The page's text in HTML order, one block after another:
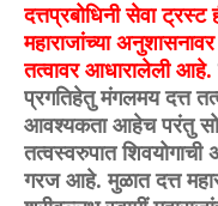
दत्तप्रबोधिनी सेवा
महाराजांच्या
तत्वावर आधारालेली आहे.
प्रगतिहेतु मंगलमय दत्त
आवश्यकता आहेच परंतु
तत्वस्वरुपात शिवयोगाची
गरज आहे. मुळात दत्त